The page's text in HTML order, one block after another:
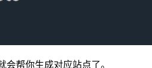
帮你生成对应站点了。